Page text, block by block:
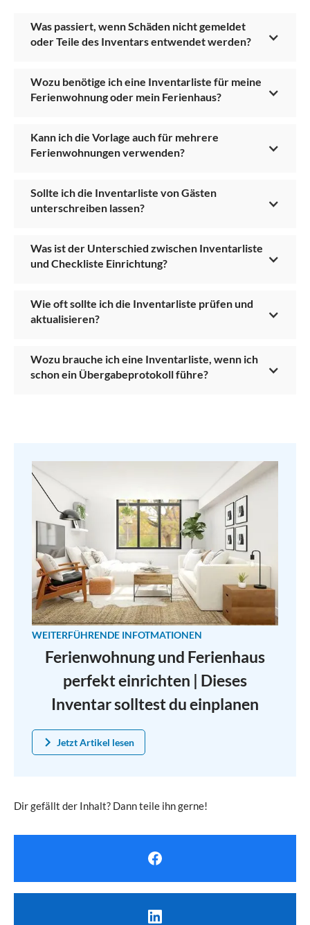
Was passiert, wenn Schäden nicht gemeldet
oder Teile des Inventars entwendet werden?
Wozu benötige ich eine Inventarliste für meine
Ferienwohnung oder mein Ferienhaus?
Kann ich die Vorlage auch für mehrere
Ferienwohnungen verwenden?
Sollte ich die Inventarliste von Gästen
unterschreiben lassen?
Was ist der Unterschied zwischen Inventarliste
und Checkliste Einrichtung?
Wie oft sollte ich die Inventarliste prüfen und
aktualisieren?
Wozu brauche ich eine Inventarliste, wenn ich
schon ein Übergabeprotokoll führe?
WEITERFÜHRENDE INFOTMATIONEN
Ferienwohnung und Ferienhaus
perfekt einrichten | Dieses
Inventar solltest du einplanen
Jetzt Artikel lesen
Dir gefällt der Inhalt? Dann teile ihn gerne!